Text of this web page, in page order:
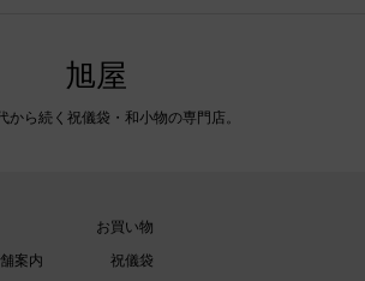
旭屋
から続く祝儀袋・和小物の専門店。
案内
お買い物
祝儀袋